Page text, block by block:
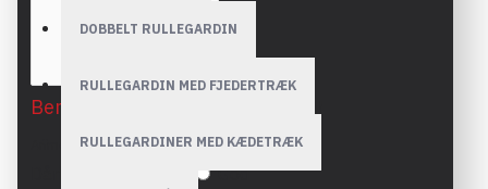
DOBBELT RULLEGARDIN
RULLEGARDIN MED FJEDERTRÆK
RULLEGARDINER MED KÆDETRÆK
Bemærk:
Anmeldelse
God